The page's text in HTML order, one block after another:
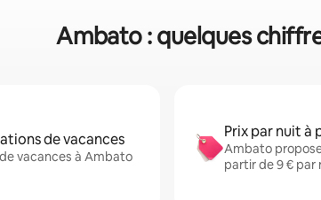
Ambato : quelques
de vacances
vacances à Ambato
Prix par nuit à
Ambato
partir de 9 € par